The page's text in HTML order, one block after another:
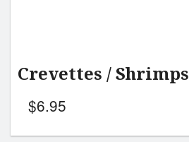
Crevettes / Shrimps
$6.95